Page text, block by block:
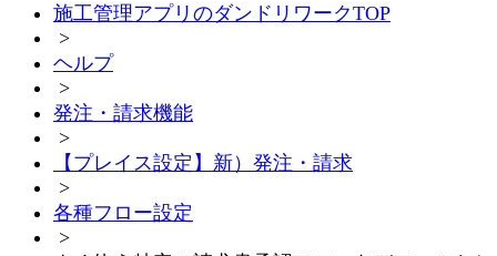
施工管理アプリのダンドリワークTOP
>
ヘルプ
>
発注・請求機能
>
【プレイス設定】新）発注・請求
>
各種フロー設定
>